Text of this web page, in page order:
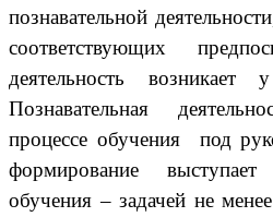
познавательной
соответствующих
деятельность
Познавательная
процессе обучения под
формирование
обучения – задачей не